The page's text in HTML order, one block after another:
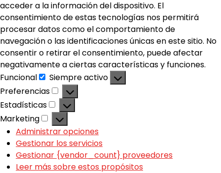
acceder a la información del dispositivo. El
consentimiento de estas tecnologías nos permitirá
procesar datos como el comportamiento de
navegación o las identificaciones únicas en este sitio. No
consentir o retirar el consentimiento, puede afectar
negativamente a ciertas características y funciones.
Funcional
Siempre activo
Preferencias
Estadísticas
Marketing
Administrar opciones
Gestionar los servicios
Gestionar {vendor_count} proveedores
Leer más sobre estos propósitos